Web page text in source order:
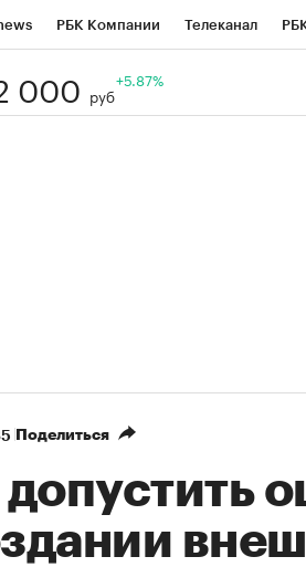
РБК Компании Телеканал
Национальные проекты
000 руб
+5.87%
Поделиться
допустить